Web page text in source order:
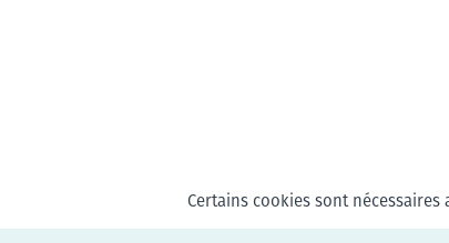
Certains cookies sont